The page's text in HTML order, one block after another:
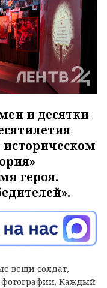
и десятки
историческом
героя.
вещи солдат,
Каждый